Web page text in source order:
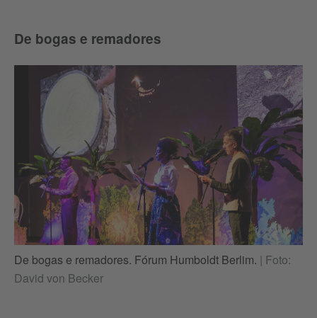
De bogas e remadores
De bogas e remadores. Fórum Humboldt Berlim. | Foto:
David von Becker